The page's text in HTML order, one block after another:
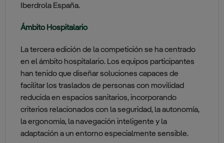
Iberdrola España.
Ámbito Hospitalario
La tercera edición de la competición se ha centrado
en el ámbito hospitalario. Los equipos participantes
han tenido que diseñar soluciones capaces de
facilitar los traslados de personas con movilidad
reducida en espacios sanitarios, incorporando
criterios relacionados con la seguridad, la autonomía,
la ergonomía, la navegación inteligente y la
adaptación a un entorno especialmente sensible.